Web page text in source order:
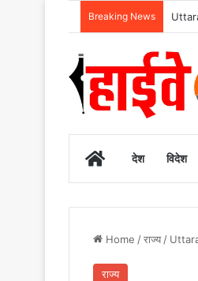
Breaking News
Homeदेश विदेश
Home /राज्य /
राज्य